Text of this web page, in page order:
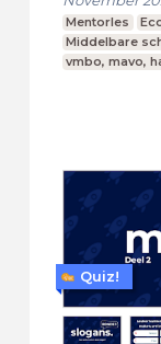
Mentorles
Middelbare
vmbo, mavo,
Quiz!